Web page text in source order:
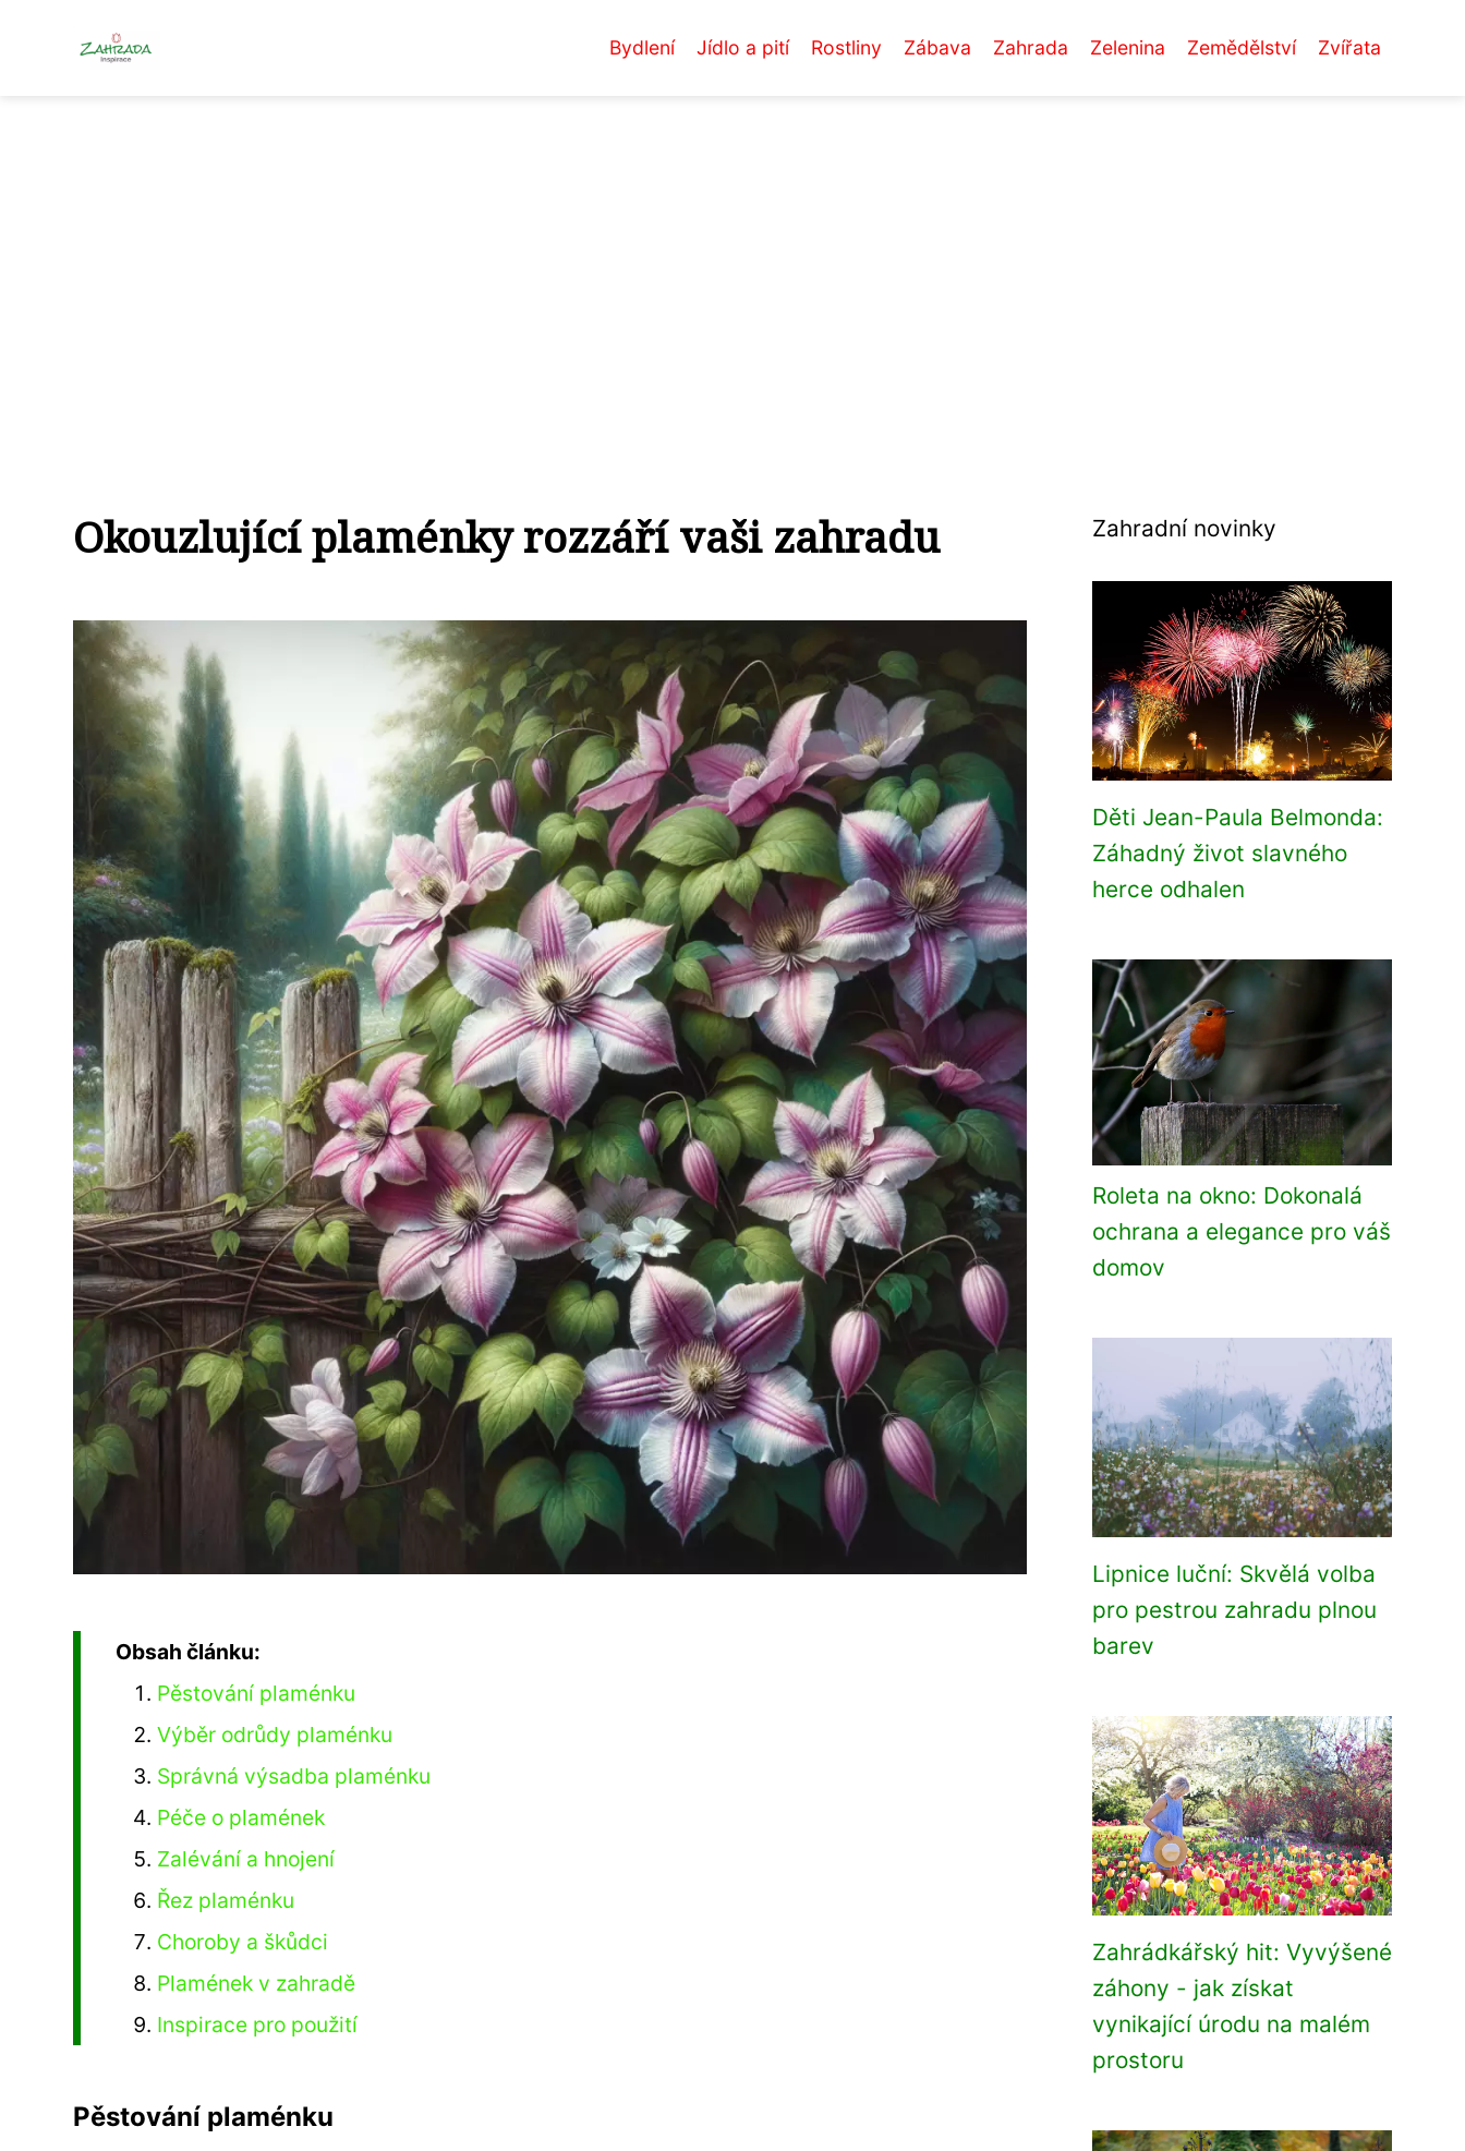
Bydlení Jídlo a pití Rostliny Zábava Zahrada Zelenina Zemědělství Zvířata
Okouzlující plaménky rozzáří vaši zahradu
Obsah článku:
Pěstování plaménku
Výběr odrůdy plaménku
Správná výsadba plaménku
Péče o plamének
Zalévání a hnojení
Řez plaménku
Choroby a škůdci
Plamének v zahradě
Inspirace pro použití
Pěstování plaménku
Zahradní novinky
Děti Jean-Paula Belmonda:
Záhadný život slavného
herce odhalen
Roleta na okno: Dokonalá
ochrana a elegance pro váš
domov
Lipnice luční: Skvělá volba
pro pestrou zahradu plnou
barev
Zahrádkářský hit: Vyvýšené
záhony - jak získat
vynikající úrodu na malém
prostoru